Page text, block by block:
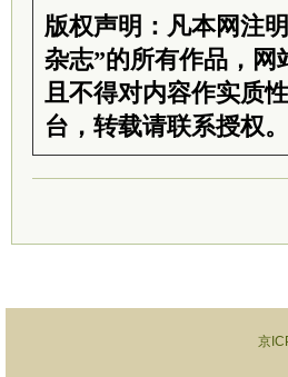
版权声明：凡本网注
杂志”的所有作品，网
且不得对内容作实质
台，转载请联系授权
京